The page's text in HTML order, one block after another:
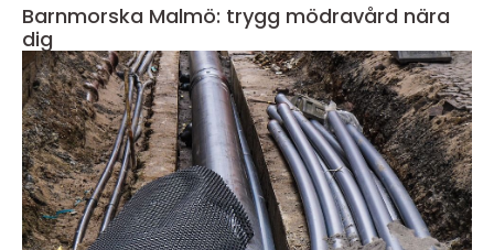
Barnmorska Malmö: trygg mödravård nära
dig